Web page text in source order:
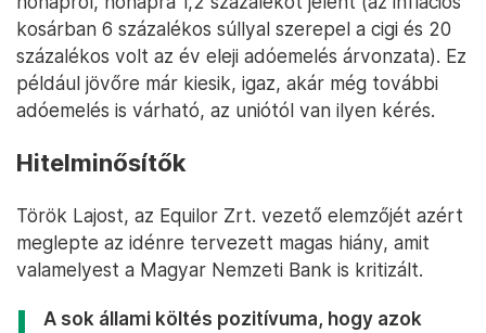
kosárban 6 százalékos súllyal szerepel a cigi és 20
százalékos volt az év eleji adóemelés árvonzata). Ez
például jövőre már kiesik, igaz, akár még további
adóemelés is várható, az uniótól van ilyen kérés.
Hitelminősítők
Török Lajost, az Equilor Zrt. vezető elemzőjét azért
meglepte az idénre tervezett magas hiány, amit
valamelyest a Magyar Nemzeti Bank is kritizált.
A sok állami költés pozitívuma, hogy azok